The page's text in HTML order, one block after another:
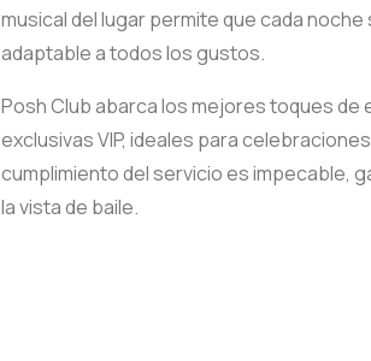
musical del lugar permite que cada
adaptable a todos los gustos.
Posh Club abarca los mejores toques
exclusivas VIP, ideales para
cumplimiento del servicio es impecable,
la vista de baile.